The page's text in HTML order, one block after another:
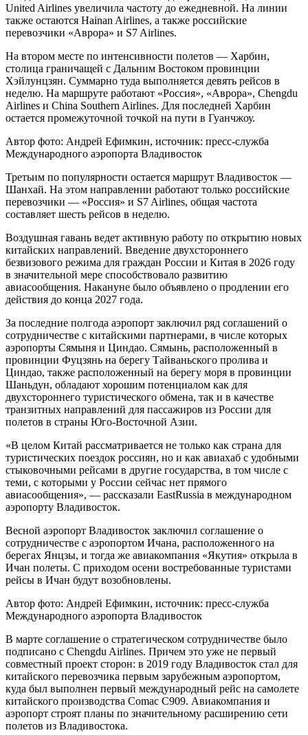
United Airlines увеличила частоту до ежедневной. На линии
также остаются Hainan Airlines, а также российские
перевозчики «Аврора» и S7 Airlines.
На втором месте по интенсивности полетов — Харбин,
столица граничащей с Дальним Востоком провинции
Хэйлунцзян. Суммарно туда выполняется девять рейсов в
неделю. На маршруте работают «Россия», «Аврора», Chengdu
Airlines и China Southern Airlines. Для последней Харбин
остается промежуточной точкой на пути в Гуанчжоу.
Автор фото: Андрей Ефимкин, источник: пресс-служба
Международного аэропорта Владивосток
Третьим по популярности остается маршрут Владивосток —
Шанхай. На этом направлении работают только российские
перевозчики — «Россия» и S7 Airlines, общая частота
составляет шесть рейсов в неделю.
Воздушная гавань ведет активную работу по открытию новых
китайских направлений. Введение двухстороннего
безвизового режима для граждан России и Китая в 2026 году
в значительной мере способствовало развитию
авиасообщения. Накануне было объявлено о продлении его
действия до конца 2027 года.
За последние полгода аэропорт заключил ряд соглашений о
сотрудничестве с китайскими партнерами, в числе которых
аэропорты Сямыня и Циндао. Сямынь, расположенный в
провинции Фуцзянь на берегу Тайваньского пролива и
Циндао, также расположенный на берегу моря в провинции
Шаньдун, обладают хорошим потенциалом как для
двухстороннего туристического обмена, так и в качестве
транзитных направлений для пассажиров из России для
полетов в страны Юго-Восточной Азии.
«В целом Китай рассматривается не только как страна для
туристических поездок россиян, но и как авиахаб с удобными
стыковочными рейсами в другие государства, в том числе с
теми, с которыми у России сейчас нет прямого
авиасообщения», — рассказали EastRussia в международном
аэропорту Владивосток.
Весной аэропорт Владивосток заключил соглашение о
сотрудничестве с аэропортом Ичана, расположенного на
берегах Янцзы, и тогда же авиакомпания «Якутия» открыла в
Ичан полеты. С приходом осени востребованные туристами
рейсы в Ичан будут возобновлены.
Автор фото: Андрей Ефимкин, источник: пресс-служба
Международного аэропорта Владивосток
В марте соглашение о стратегическом сотрудничестве было
подписано с Chengdu Airlines. Причем это уже не первый
совместный проект сторон: в 2019 году Владивосток стал для
китайского перевозчика первым зарубежным аэропортом,
куда был выполнен первый международный рейс на самолете
китайского производства Comac C909. Авиакомпания и
аэропорт строят планы по значительному расширению сети
полетов из Владивостока.